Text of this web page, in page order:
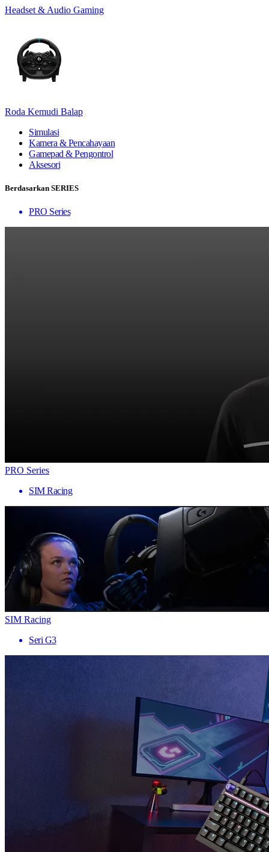
Headset & Audio Gaming
Roda Kemudi Balap
Simulasi
Kamera & Pencahayaan
Gamepad & Pengontrol
Aksesori
Berdasarkan SERIES
PRO Series
PRO Series
SIM Racing
SIM Racing
Seri G3